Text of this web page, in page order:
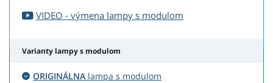
VIDEO - výmena lampy s modulom
Varianty lampy s modulom
ORIGINÁLNA lampa s modulom